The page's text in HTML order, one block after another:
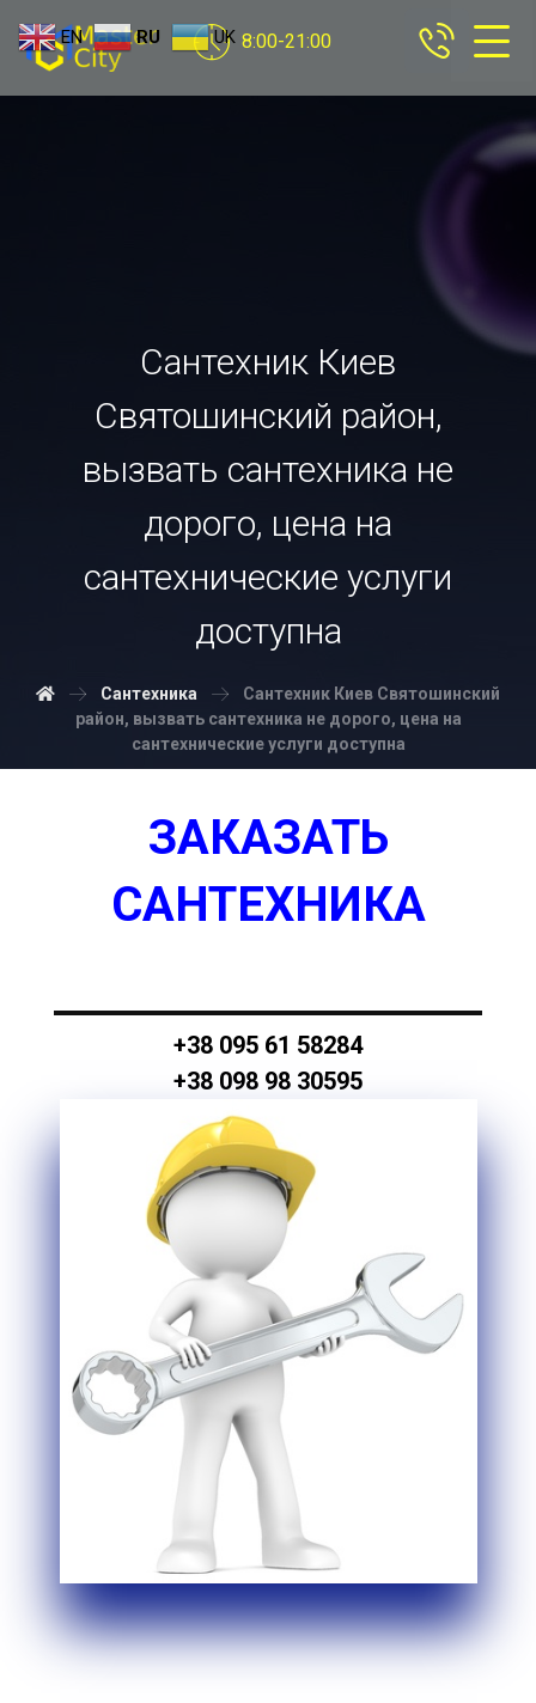
8:00-21:00
Сантехник Киев
Святошинский район,
вызвать сантехника не
дорого, цена на
сантехнические услуги
доступна
Сантехника
Сантехник Киев Святошинский
район, вызвать сантехника не дорого, цена на
сантехнические услуги доступна
ЗАКАЗАТЬ
САНТЕХНИКА
+38 095 61 58284
+38 098 98 30595
EN RU UK